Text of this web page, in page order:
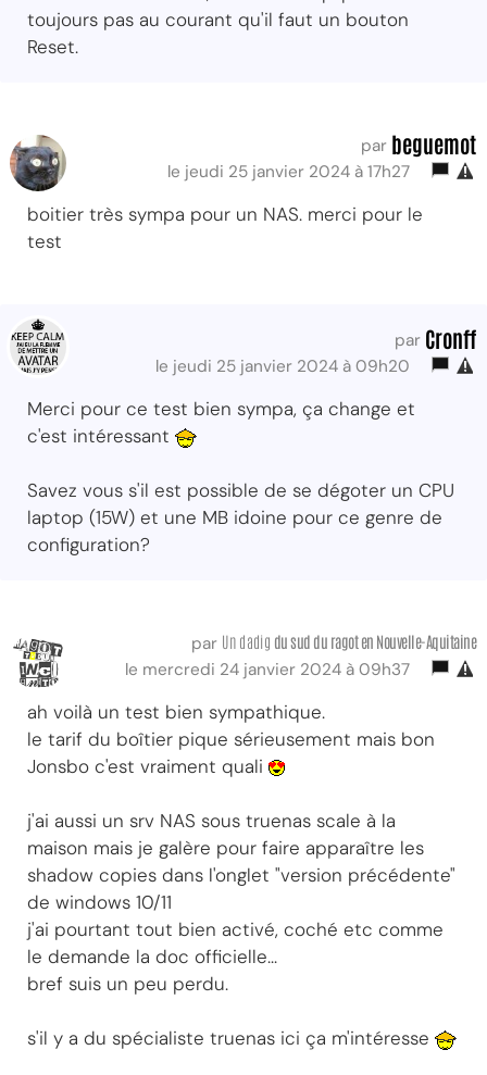
toujours pas au courant qu'il faut un bouton
Reset.
par beguemot
le jeudi 25 janvier 2024 à 17h27
boitier très sympa pour un NAS. merci pour le
test
par Cronff
le jeudi 25 janvier 2024 à 09h20
Merci pour ce test bien sympa, ça change et
c'est intéressant
Savez vous s'il est possible de se dégoter un CPU
laptop (15W) et une MB idoine pour ce genre de
configuration?
par Un dadig du sud du ragoten Nouvelle-Aquitaine
le mercredi 24 janvier 2024 à 09h37
ah voilà un test bien sympathique.
le tarif du boîtier pique sérieusement mais bon
Jonsbo c'est vraiment quali
j'ai aussi un srv NAS sous truenas scale à la
maison mais je galère pour faire apparaître les
shadow copies dans l'onglet "version précédente"
de windows 10/11
j'ai pourtant tout bien activé, coché etc comme
le demande la doc officielle...
bref suis un peu perdu.
s'il y a du spécialiste truenas ici ça m'intéresse